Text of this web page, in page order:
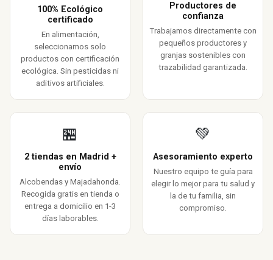
100% Ecológico
certificado
En alimentación,
seleccionamos solo
productos con certificación
ecológica. Sin pesticidas ni
aditivos artificiales.
Productores de
confianza
Trabajamos directamente con
pequeños productores y
granjas sostenibles con
trazabilidad garantizada.
🏪
2 tiendas en Madrid +
envío
Alcobendas y Majadahonda.
Recogida gratis en tienda o
entrega a domicilio en 1-3
días laborables.
💚
Asesoramiento experto
Nuestro equipo te guía para
elegir lo mejor para tu salud y
la de tu familia, sin
compromiso.